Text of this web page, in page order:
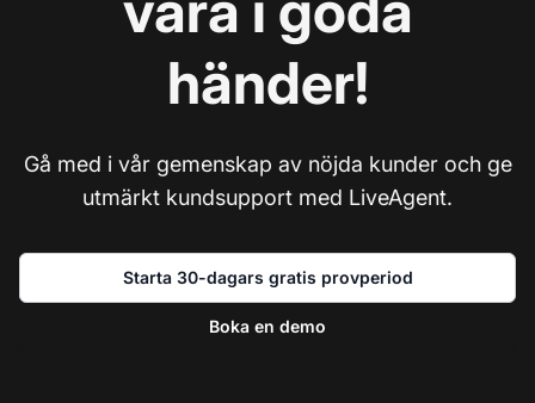
händer!
Gå med i vår gemenskap av nöjda kunder och ge
utmärkt kundsupport med LiveAgent.
Starta 30-dagars gratis provperiod
Boka en demo